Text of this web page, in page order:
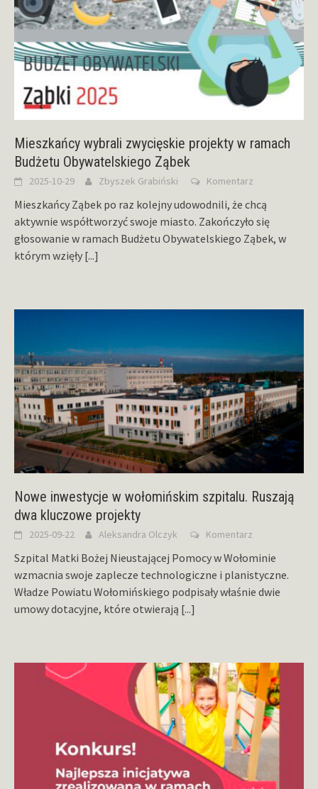
Mieszkańcy wybrali zwycięskie projekty w ramach
Budżetu Obywatelskiego Ząbek
2025-10-29 Zbyszek Grabiński Komentarz
Mieszkańcy Ząbek po raz kolejny udowodnili, że chcą
aktywnie współtworzyć swoje miasto. Zakończyło się
głosowanie w ramach Budżetu Obywatelskiego Ząbek, w
którym wzięły [...]
Nowe inwestycje w wołomińskim szpitalu. Ruszają
dwa kluczowe projekty
2025-09-22 Aleksandra Olczyk Komentarz
Szpital Matki Bożej Nieustającej Pomocy w Wołominie
wzmacnia swoje zaplecze technologiczne i planistyczne.
Władze Powiatu Wołomińskiego podpisały właśnie dwie
umowy dotacyjne, które otwierają [...]